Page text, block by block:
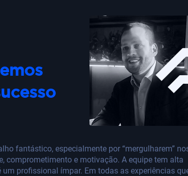
fantástico, especialmente por “mergulharem”
comprometimento e motivação. A equipe tem alta
profissional ímpar. Em todas as experiências